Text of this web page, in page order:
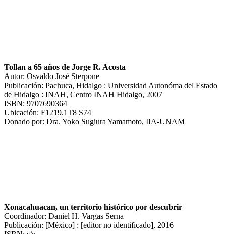
Tollan a 65 años de Jorge R. Acosta
Autor: Osvaldo José Sterpone
Publicación: Pachuca, Hidalgo : Universidad Autonóma del Estado
de Hidalgo : INAH, Centro INAH Hidalgo, 2007
ISBN: 9707690364
Ubicación: F1219.1T8 S74
Donado por: Dra. Yoko Sugiura Yamamoto, IIA-UNAM
Xonacahuacan, un territorio histórico por descubrir
Coordinador: Daniel H. Vargas Serna
Publicación: [México] : [editor no identificado], 2016